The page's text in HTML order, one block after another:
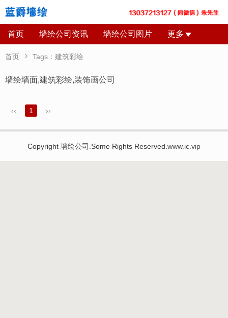
首页 墙绘公司资讯 墙绘公司图片 更多
首页  Tags：建筑彩绘
墙绘墙面,建筑彩绘,装饰画公司
‹‹ 1 ››
Copyright 墙绘公司 .Some Rights Reserved. www.ic.vip